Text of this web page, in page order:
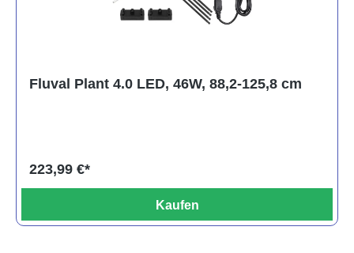
Fluval Plant 4.0 LED, 46W, 88,2-125,8 cm
223,99 €*
Kaufen